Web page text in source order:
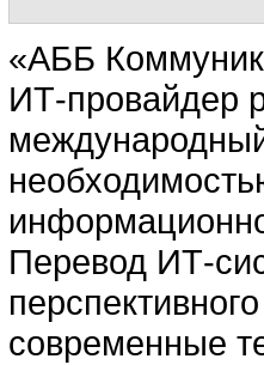
«АББ
ИТ-провайдер
Перевод ИТ-
современные